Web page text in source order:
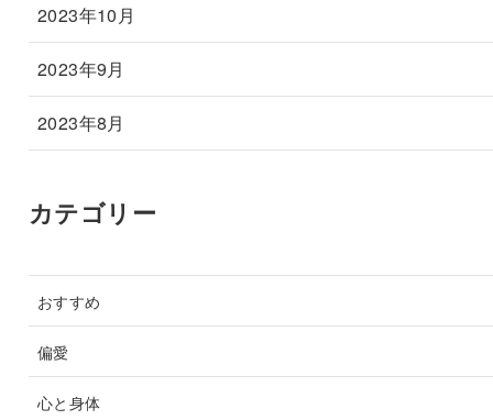
2023年10月
2023年9月
2023年8月
カテゴリー
おすすめ
偏愛
心と身体